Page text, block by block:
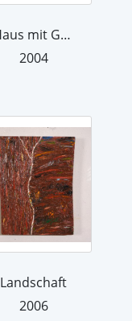
Haus mit Garten
2004
Landschaft
2006